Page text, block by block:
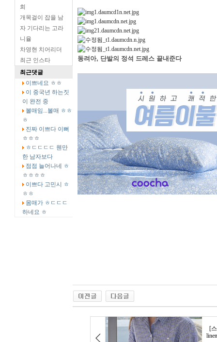
희
개목걸이 잡을 남
자 기다리는 고라
니율
차영현 치어리더
최근 인스타
최근댓글
이쁘네요 ㅎㅎ
이 중국년 하는짓
이 완전 중
볼매임...볼매 ㅎㅎ
ㅎ
진짜 이쁘다 이뻐
ㅎㅎㅎ
ㅎㄷㄷㄷㄷ 웬만
한 남자보다
점점 늘어나네 ㅎ
ㅎㅎㅎㅎ
이쁘다 고민시 ㅎ
ㅎㅎ
몸매가 ㅎㄷㄷㄷ
하네요 ㅎ
동려아, 단발의 정석 드레스 끝내준다